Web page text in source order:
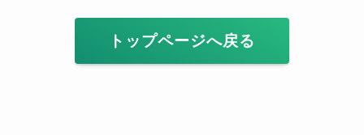
トップページへ戻る